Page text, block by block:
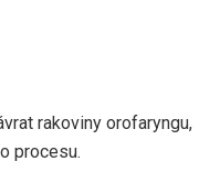
rakoviny orofaryngu,
procesu.